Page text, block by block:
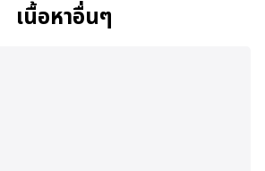
เนื้อหาอื่นๆ